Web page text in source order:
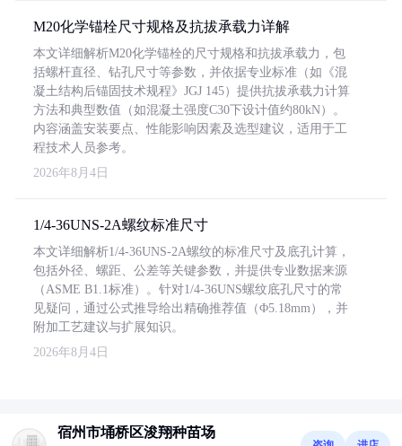
M20化学锚栓尺寸规格及抗拔承载力详解
本文详细解析M20化学锚栓的尺寸规格和抗拔承载力，包
括螺杆直径、钻孔尺寸等参数，并依据专业标准（如《混
凝土结构后锚固技术规程》JGJ 145）提供抗拔承载力计算
方法和典型数值（如混凝土强度C30下设计值约80kN）。
内容涵盖安装要点、性能影响因素及选型建议，适用于工
程技术人员参考。
2026年8月4日
1/4-36UNS-2A螺纹标准尺寸
本文详细解析1/4-36UNS-2A螺纹的标准尺寸及底孔计算，
包括外径、螺距、公差等关键参数，并提供专业数据来源
（ASME B1.1标准）。针对1/4-36UNS螺纹底孔尺寸的常
见疑问，通过公式推导给出精确推荐值（Φ5.18mm），并
附加工艺建议与扩展知识。
2026年8月4日
宿州市埇桥区浚翔种苗场